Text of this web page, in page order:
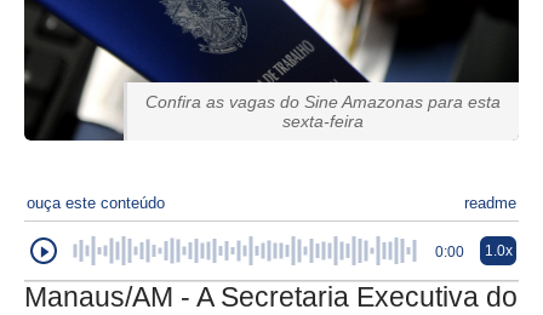
Confira as vagas do Sine Amazonas para esta
sexta-feira
ouça este conteúdo readme
0:00 1.0x
Manaus/AM - A Secretaria Executiva do